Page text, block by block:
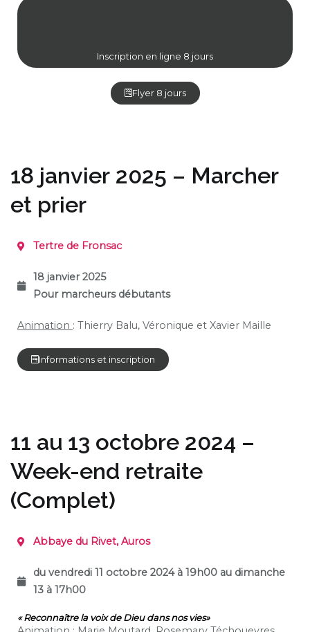
Inscription en ligne 8 jours
Flyer 8 jours
18 janvier 2025 – Marcher
et prier
Tertre de Fronsac
18 janvier 2025
Pour marcheurs débutants
Animation : Thierry Balu, Véronique et Xavier Maille
Informations et inscription
11 au 13 octobre 2024 –
Week-end retraite
(Complet)
Abbaye du Rivet, Auros
du vendredi 11 octobre 2024 à 19h00 au dimanche
13 à 17h00
« Reconnaître la voix de Dieu dans nos vies»